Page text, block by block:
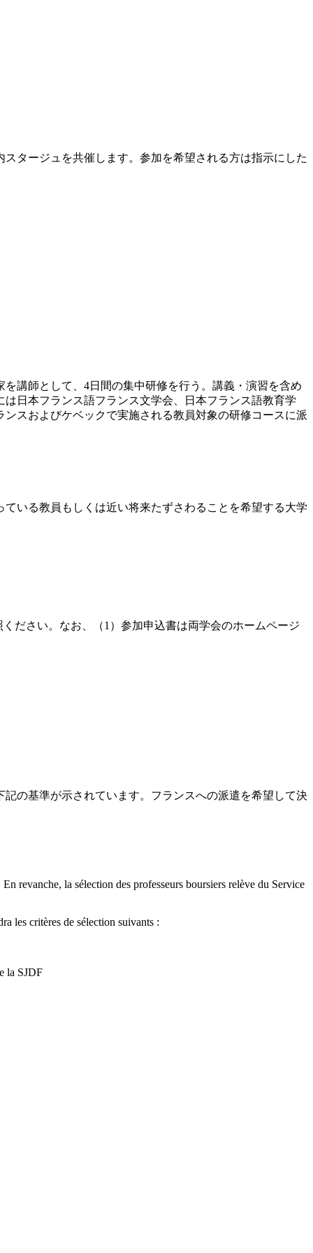
タージュを共催します。参加を希望される方は指示にした
講師として、4日間の集中研修を行う。講義・演習を含め
日本フランス語フランス文学会、日本フランス語教育学
スおよびケベックで実施される教員対象の研修コースに派
いる教員もしくは近い将来たずさわることを希望する大学
ださい。なお、（1）参加申込書は両学会のホームページ
の基準が示されています。フランスへの派遣を希望して決
revanche, la sélection des professeurs boursiers relève du Service
les critères de sélection suivants :
la SJDF